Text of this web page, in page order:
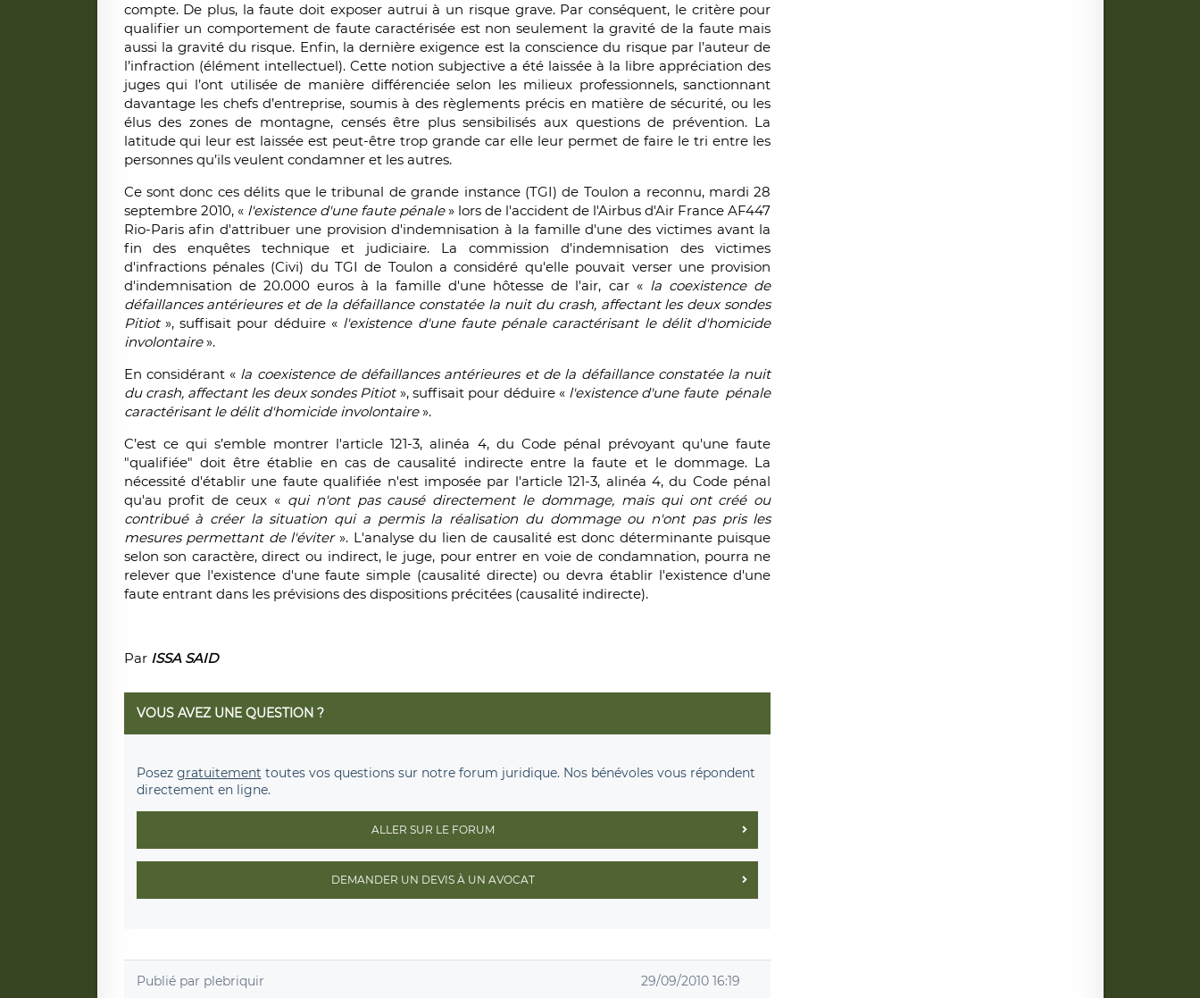
compte. De plus, la faute doit exposer autrui à un risque grave. Par conséquent, le critère pour
qualifier un comportement de faute caractérisée est non seulement la gravité de la faute mais
aussi la gravité du risque. Enfin, la dernière exigence est la conscience du risque par l’auteur de
l’infraction (élément intellectuel). Cette notion subjective a été laissée à la libre appréciation des
juges qui l’ont utilisée de manière différenciée selon les milieux professionnels, sanctionnant
davantage les chefs d’entreprise, soumis à des règlements précis en matière de sécurité, ou les
élus des zones de montagne, censés être plus sensibilisés aux questions de prévention. La
latitude qui leur est laissée est peut-être trop grande car elle leur permet de faire le tri entre les
personnes qu’ils veulent condamner et les autres.
Ce sont donc ces délits que le tribunal de grande instance (TGI) de Toulon a reconnu, mardi 28
septembre 2010, « l'existence d'une faute pénale» lors de l'accident de l'Airbus d'Air France AF447
Rio-Paris afin d'attribuer une provision d'indemnisation à la famille d'une des victimes avant la
fin des enquêtes technique et judiciaire. La commission d'indemnisation des victimes
d'infractions pénales (Civi) du TGI de Toulon a considéré qu'elle pouvait verser une provision
d'indemnisation de 20.000 euros à la famille d'une hôtesse de l'air, car « la coexistence de
défaillances antérieures et de la défaillance constatée la nuit du crash, affectant les deux sondes
Pitiot», suffisait pour déduire « l'existence d'une faute pénale caractérisant le délit d'homicide
involontaire».
En considérant « la coexistence de défaillances antérieures et de la défaillance constatée la nuit
du crash, affectant les deux sondes Pitiot», suffisait pour déduire « l'existence d'une faute pénale
caractérisant le délit d'homicide involontaire».
C’est ce qui s’emble montrer l'article 121-3, alinéa 4, du Code pénal prévoyant qu'une faute
"qualifiée" doit être établie en cas de causalité indirecte entre la faute et le dommage. La
nécessité d'établir une faute qualifiée n'est imposée par l'article 121-3, alinéa 4, du Code pénal
qu'au profit de ceux « qui n'ont pas causé directement le dommage, mais qui ont créé ou
contribué à créer la situation qui a permis la réalisation du dommage ou n'ont pas pris les
mesures permettant de l'éviter». L'analyse du lien de causalité est donc déterminante puisque
selon son caractère, direct ou indirect, le juge, pour entrer en voie de condamnation, pourra ne
relever que l'existence d'une faute simple (causalité directe) ou devra établir l'existence d'une
faute entrant dans les prévisions des dispositions précitées (causalité indirecte).
Par ISSA SAID
VOUS AVEZ UNE QUESTION ?
Posez gratuitement toutes vos questions sur notre forum juridique. Nos bénévoles vous répondent
directement en ligne.
ALLER SUR LE FORUM
DEMANDER UN DEVIS À UN AVOCAT
Publié par plebriquir 29/09/2010 16:19